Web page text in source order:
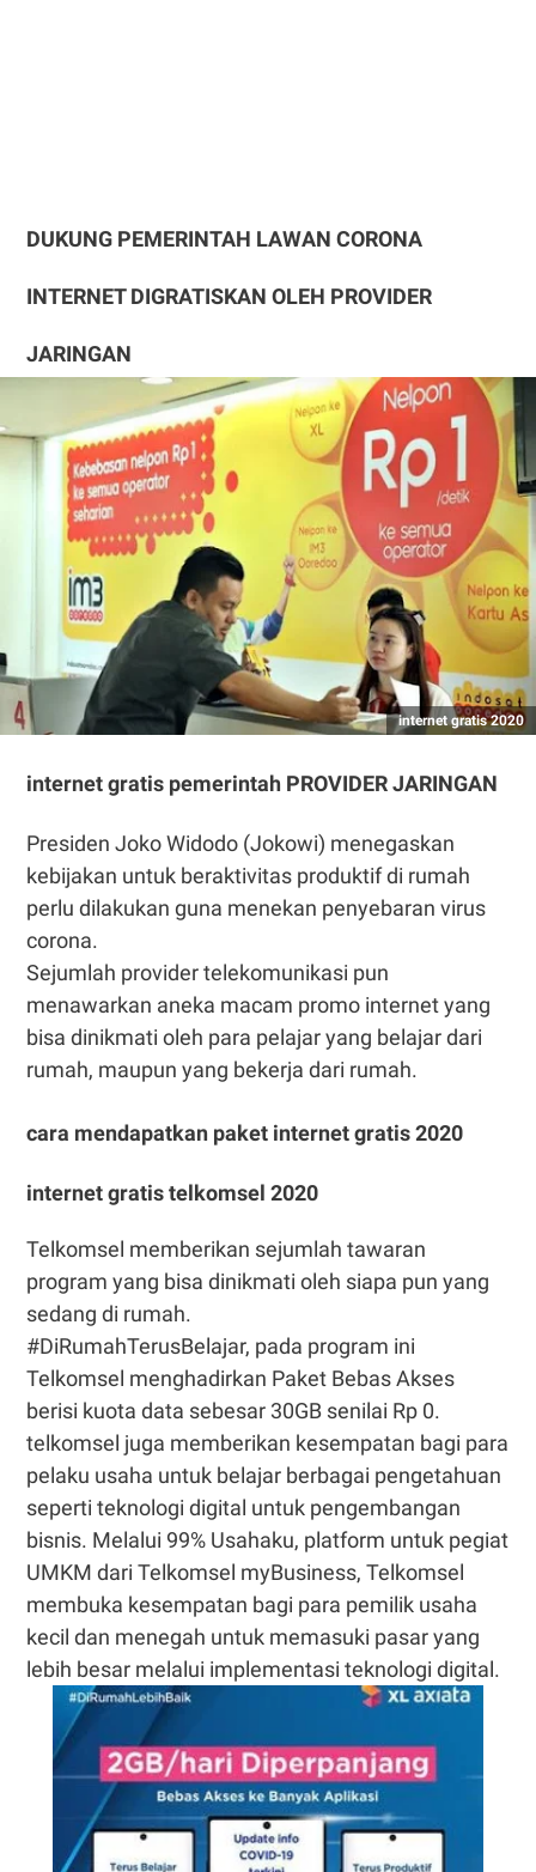
DUKUNG PEMERINTAH LAWAN CORONA
INTERNET DIGRATISKAN OLEH PROVIDER
JARINGAN
internet gratis 2020
internet gratis pemerintah PROVIDER JARINGAN
Presiden Joko Widodo (Jokowi) menegaskan
kebijakan untuk beraktivitas produktif di rumah
perlu dilakukan guna menekan penyebaran virus
corona.
Sejumlah provider telekomunikasi pun
menawarkan aneka macam promo internet yang
bisa dinikmati oleh para pelajar yang belajar dari
rumah, maupun yang bekerja dari rumah.
cara mendapatkan paket internet gratis 2020
internet gratis telkomsel 2020
Telkomsel memberikan sejumlah tawaran
program yang bisa dinikmati oleh siapa pun yang
sedang di rumah.
#DiRumahTerusBelajar, pada program ini
Telkomsel menghadirkan Paket Bebas Akses
berisi kuota data sebesar 30GB senilai Rp 0.
telkomsel juga memberikan kesempatan bagi para
pelaku usaha untuk belajar berbagai pengetahuan
seperti teknologi digital untuk pengembangan
bisnis. Melalui 99% Usahaku, platform untuk pegiat
UMKM dari Telkomsel myBusiness, Telkomsel
membuka kesempatan bagi para pemilik usaha
kecil dan menegah untuk memasuki pasar yang
lebih besar melalui implementasi teknologi digital.